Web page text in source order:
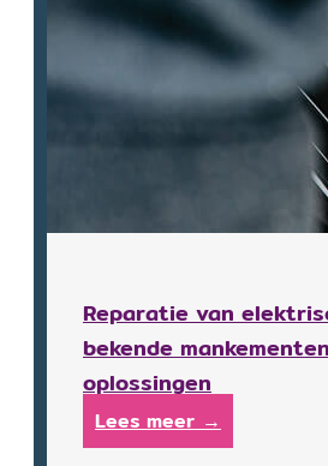
Reparatie van
bekende
oplossingen
Lees meer →